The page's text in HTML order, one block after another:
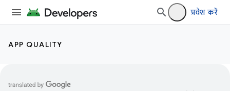
प्रवेश करें
APP QUALITY